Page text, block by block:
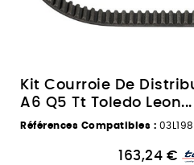
Kit Courroie De
A6 Q5 Tt Toledo Leon...
Références Compatibles :
163,24 €